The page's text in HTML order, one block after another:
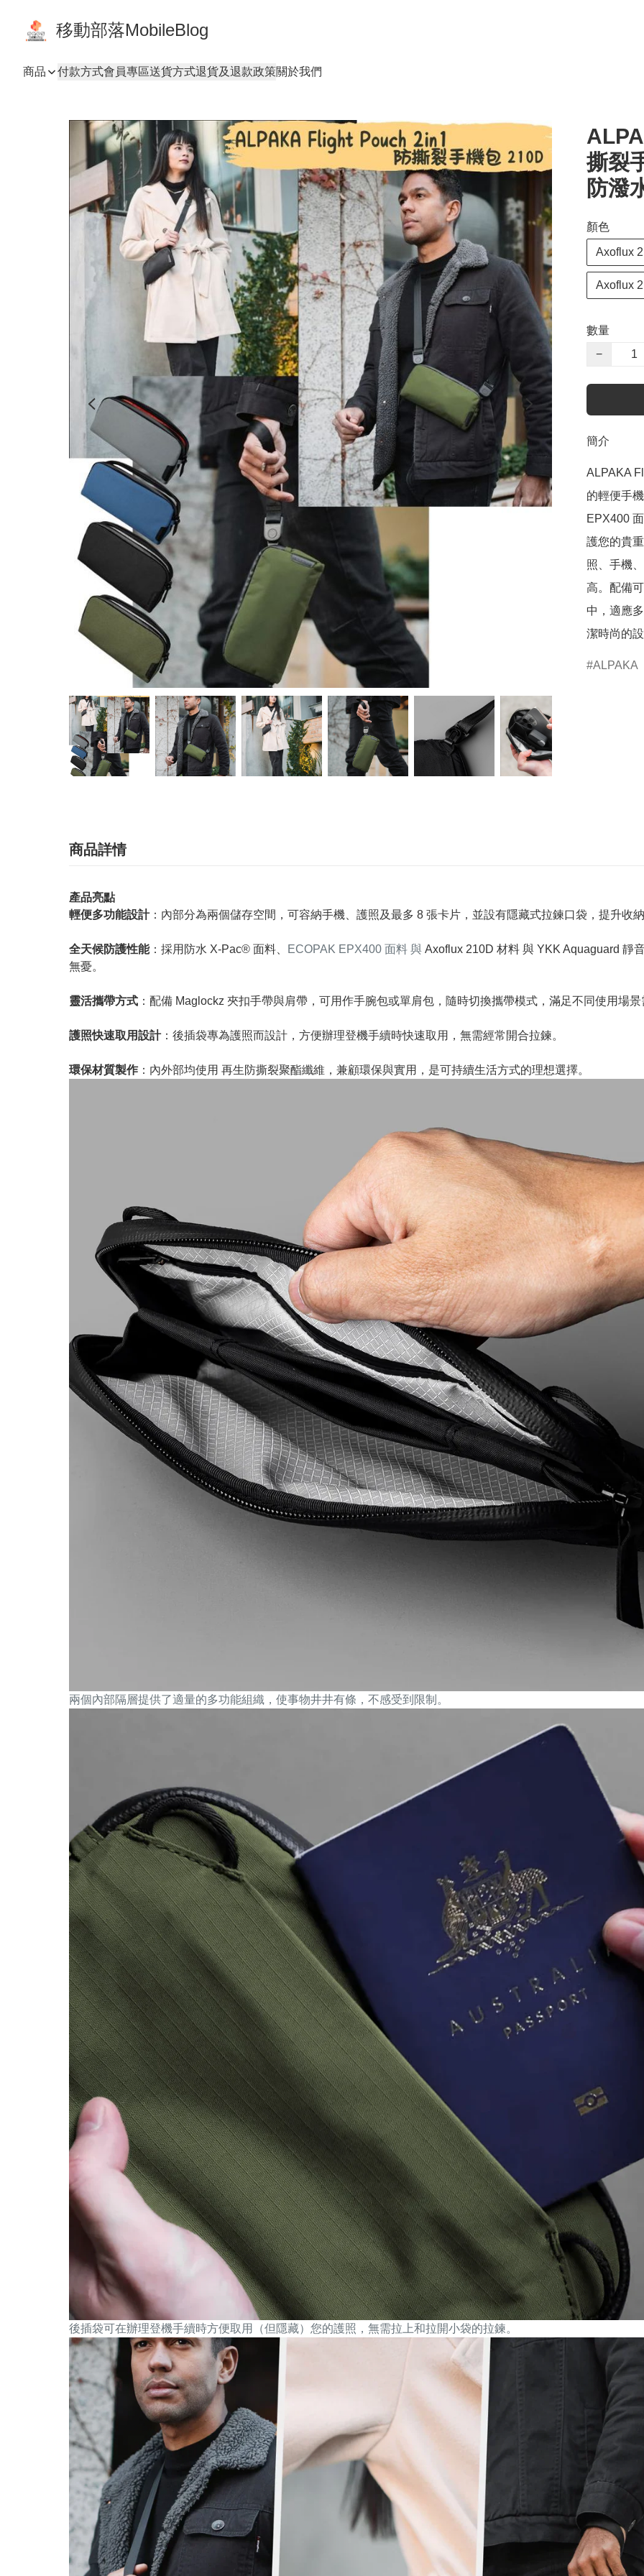
移動部落MobileBlog
商品 付款方式會員專區送貨方式退貨及退款政策關於我們
撕裂
防潑
顏色
Axoflux
Axoflux
數量
−
簡介
ALPAKA
的輕便手
EPX400
護您的貴
照、手機
高。配備
中，適應
潔時尚的
ALPAKA
商品詳情
產品亮點
輕便多功能設計：內部分為兩個儲存空間，可容納手機、護照及最多 8 張卡片，並設有隱藏式拉鍊口袋，提升收
全天候防護性能：採用防水 X-Pac® 面料、 ECOPAK EPX400 面料 與 Axoflux 210D 材料 與 YKK Aquaguard 靜
無憂。
靈活攜帶方式 ：配備 Maglockz 夾扣手帶與肩帶，可用作手腕包或單肩包，隨時切換攜帶模式，滿足不同使用場
護照快速取用設計：後插袋專為護照而設計，方便辦理登機手續時快速取用，無需經常開合拉鍊。
環保材質製作 ：內外部均使用 再生防撕裂聚酯纖維，兼顧環保與實用，是可持續生活方式的理想選擇。
兩個內部隔層提供了適量的多功能組織，使事物井井有條，不感受到限制。
後插袋可在辦理登機手續時方便取用（但隱藏）您的護照，無需拉上和拉開小袋的拉鍊。